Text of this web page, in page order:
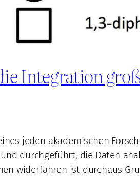
Integration
jeden akademischen
durchgeführt, die Daten
widerfahren ist durchaus